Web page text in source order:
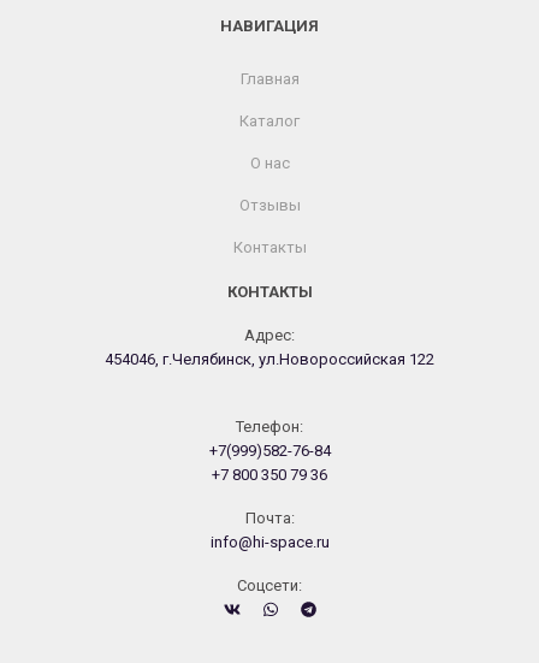
НАВИГАЦИЯ
Главная
Каталог
О нас
Отзывы
Контакты
КОНТАКТЫ
Адрес:
454046, г.Челябинск, ул.Новороссийская 122
Телефон:
+7(999)582-76-84
+7 800 350 79 36
Почта:
info@hi-space.ru
Cоцсети: